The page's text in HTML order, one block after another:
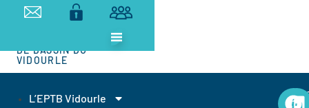
ETABLISSEMENT
DE BASSIN DU
VIDOURLE
L’EPTB Vidourle